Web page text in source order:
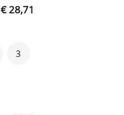
€ 28,71
3